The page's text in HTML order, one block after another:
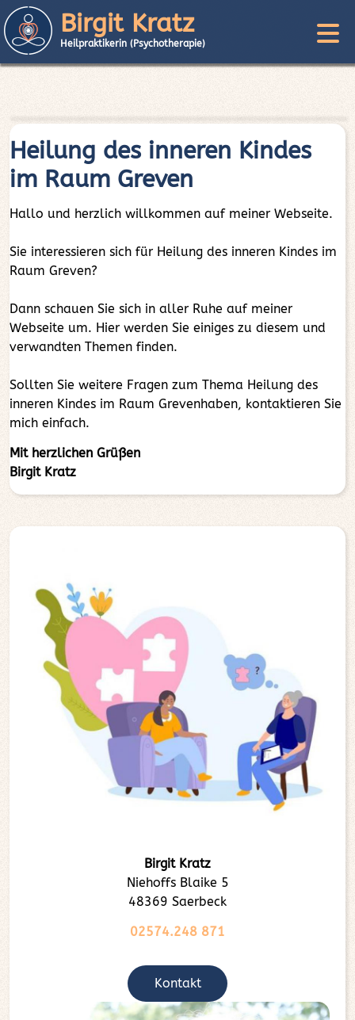
Birgit Kratz
Heilpraktikerin (Psychotherapie)
Heilung des inneren Kindes
im Raum Greven
Hallo und herzlich willkommen auf meiner Webseite.
Sie interessieren sich für Heilung des inneren Kindes im
Raum Greven?
Dann schauen Sie sich in aller Ruhe auf meiner
Webseite um. Hier werden Sie einiges zu diesem und
verwandten Themen finden.
Sollten Sie weitere Fragen zum Thema Heilung des
inneren Kindes im Raum Grevenhaben, kontaktieren Sie
mich einfach.
Mit herzlichen Grüßen
Birgit Kratz
Birgit Kratz
Niehoffs Blaike 5
48369 Saerbeck
02574.248 871
Kontakt